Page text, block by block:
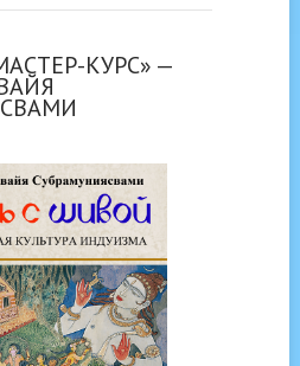
КУРС» —